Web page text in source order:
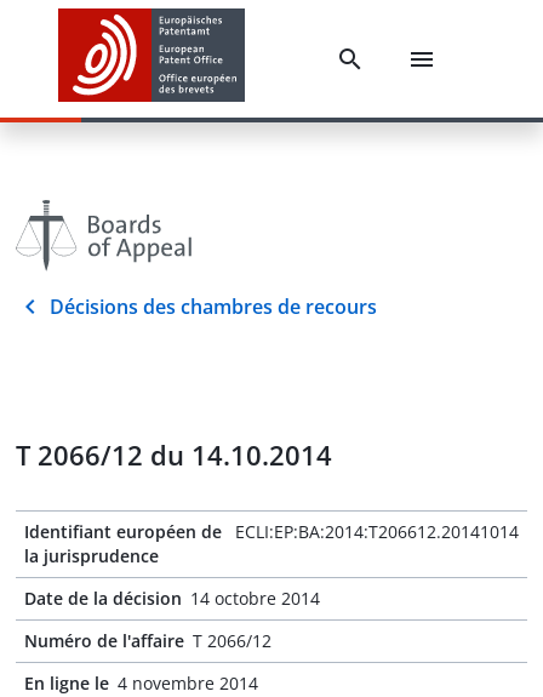
Décisions des chambres de recours
T 2066/12 du 14.10.2014
Identifiant européen de
la jurisprudence
ECLI:EP:BA:2014:T206612.20141014
Date de la décision 14 octobre 2014
Numéro de l'affaire T 2066/12
En ligne le 4 novembre 2014